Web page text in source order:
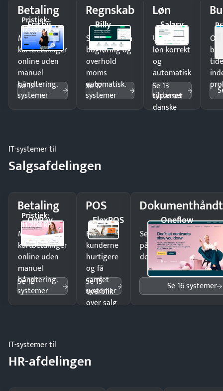
Betaling
Frisbii
Pristjek:
17.268 kr
Modtag
kortbetalinger
online uden
manuel
håndtering.
Se 12
systemer
Regnskab
Billy
Spar timer på
bogføring og
overhold
moms
automatisk.
Se 12
systemer
Løn
Salary
Udbetal
løn korrekt
og
automatisk
—
tilpasset
danske
Se 13
systemer
IT-systemer til
Salgsafdelingen
Betaling
OnPay
Pristjek:
11.208 kr
Modtag
kortbetalinger
online uden
manuel
håndtering.
Se 12
systemer
POS
FlexPOS
Ekspedér
kunderne
hurtigere
og få
samlet
overblik
over salg
Se 15
systemer
Oneflow
Send kontrakter til
på minutter og mist
dokumenter.
Se 16 systemer
IT-systemer til
HR-afdelingen